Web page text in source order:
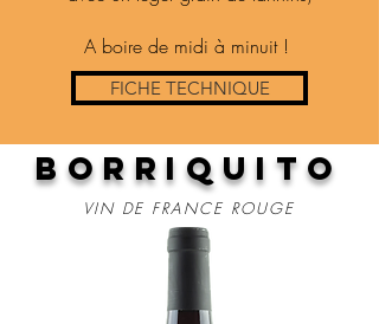
A boire de midi à minuit !
FICHE TECHNIQUE
borriquito
VIN DE FRANCE ROUGE